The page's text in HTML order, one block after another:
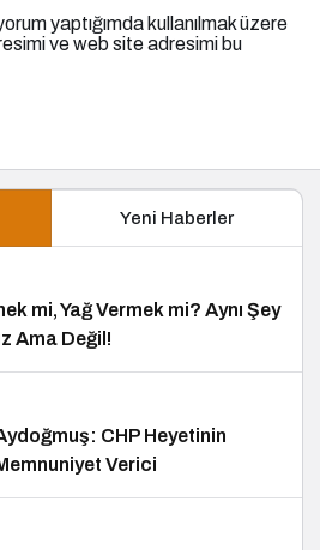
yaptığımda kullanılmak üzere
ve web site adresimi bu
Yeni Haberler
mi, Yağ Vermek mi? Aynı Şey
Ama Değil!
CHP Heyetinin
Verici